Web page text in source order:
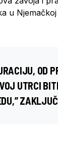
u
OD
UTRCI